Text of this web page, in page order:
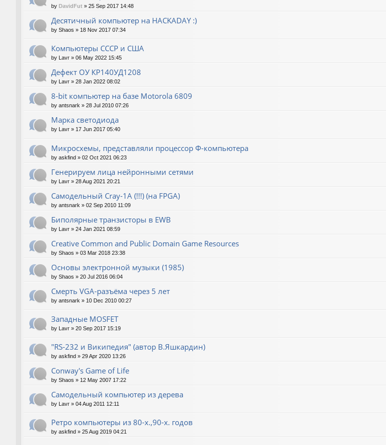
by DavidFut » 25 Sep 2017 14:48
Десятичный компьютер на HACKADAY :)
by Shaos » 18 Nov 2017 07:34
Компьютеры СССР и США
by Lavr » 06 May 2022 15:45
Дефект ОУ КР140УД1208
by Lavr » 28 Jan 2022 08:02
8-bit компьютер на базе Motorola 6809
by antsnark » 28 Jul 2010 07:26
Марка светодиода
by Lavr » 17 Jun 2017 05:40
Микросхемы, представляли процессор Ф-компьютера
by askfind » 02 Oct 2021 06:23
Генерируем лица нейронными сетями
by Lavr » 28 Aug 2021 20:21
Cамодельный Cray-1A (!!!) (на FPGA)
by antsnark » 02 Sep 2010 11:09
Биполярные транзисторы в EWB
by Lavr » 24 Jan 2021 08:59
Creative Common and Public Domain Game Resources
by Shaos » 03 Mar 2018 23:38
Основы электронной музыки (1985)
by Shaos » 20 Jul 2016 06:04
Смерть VGA-разъёма через 5 лет
by antsnark » 10 Dec 2010 00:27
Западные MOSFET
by Lavr » 20 Sep 2017 15:19
"RS-232 и Википедия" (автор В.Яшкардин)
by askfind » 29 Apr 2020 13:26
Conway's Game of Life
by Shaos » 12 May 2007 17:22
Самодельный компьютер из дерева
by Lavr » 04 Aug 2011 12:11
Ретро компьютеры из 80-х.,90-х. годов
by askfind » 25 Aug 2019 04:21